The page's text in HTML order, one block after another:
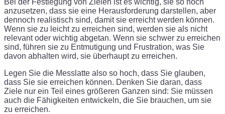
Bei der Festlegung von Zielen ist es wichtig, sie so hoch
anzusetzen, dass sie eine Herausforderung darstellen, aber
dennoch realistisch sind, damit sie erreicht werden können.
Wenn sie zu leicht zu erreichen sind, werden sie als nicht
relevant oder wichtig abgetan. Wenn sie schwer zu erreichen
sind, führen sie zu Entmutigung und Frustration, was Sie
davon abhalten wird, sie überhaupt zu erreichen.
Legen Sie die Messlatte also so hoch, dass Sie glauben,
dass Sie sie erreichen können. Denken Sie daran, dass
Ziele nur ein Teil eines größeren Ganzen sind: Sie müssen
auch die Fähigkeiten entwickeln, die Sie brauchen, um sie
zu erreichen.